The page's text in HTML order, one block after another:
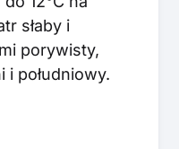
słaby i
porywisty,
i południowy.